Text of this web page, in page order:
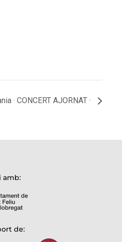
· CONCERT AJORNAT ·
amb:
de: